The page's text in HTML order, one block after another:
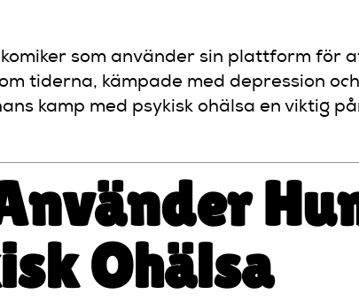
som använder sin plattform för
tiderna, kämpade med depression
kamp med psykisk ohälsa en viktig
Ohälsa